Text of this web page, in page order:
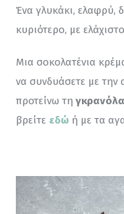
Ένα γλυκάκι, ελαφρύ,
κυριότερο, με
Μια σοκολατένια
να συνδυάσετε με
προτείνω τη
βρείτε εδώ ή με τα